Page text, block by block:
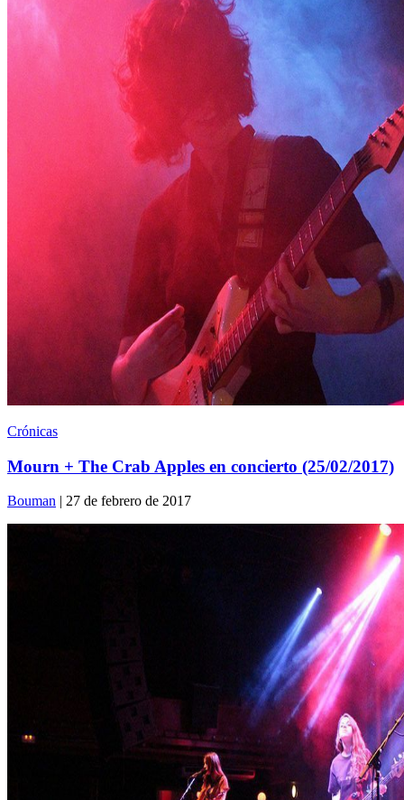
Crónicas
Mourn + The Crab Apples en concierto (25/02/2017)
Bouman | 27 de febrero de 2017